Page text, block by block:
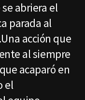
abriera el
parada al
acción que
al siempre
acaparó en
el